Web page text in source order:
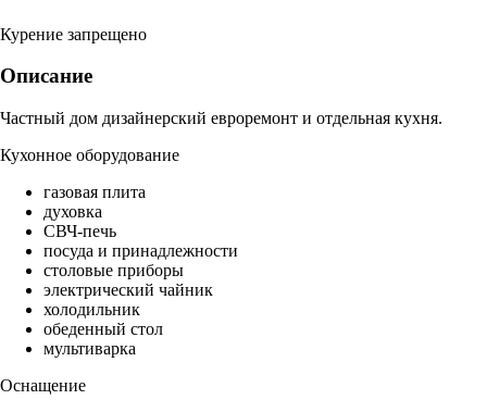
Курение запрещено
Описание
Частный дом дизайнерский евроремонт и отдельная кухня.
Кухонное оборудование
газовая плита
духовка
СВЧ-печь
посуда и принадлежности
столовые приборы
электрический чайник
холодильник
обеденный стол
мультиварка
Оснащение